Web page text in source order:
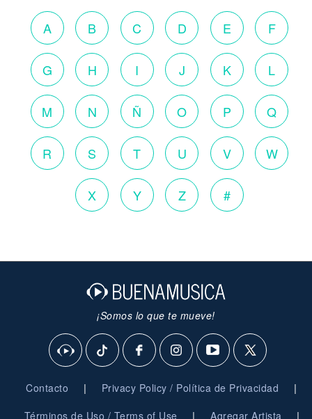
A B C D E F
G H I J K L
M N Ñ O P Q
R S T U V W
X Y Z #
¡Somos lo que te mueve!
Contacto | Privacy Policy / Política de Privacidad |
Términos de Uso / Terms of Use | Agregar Artista |